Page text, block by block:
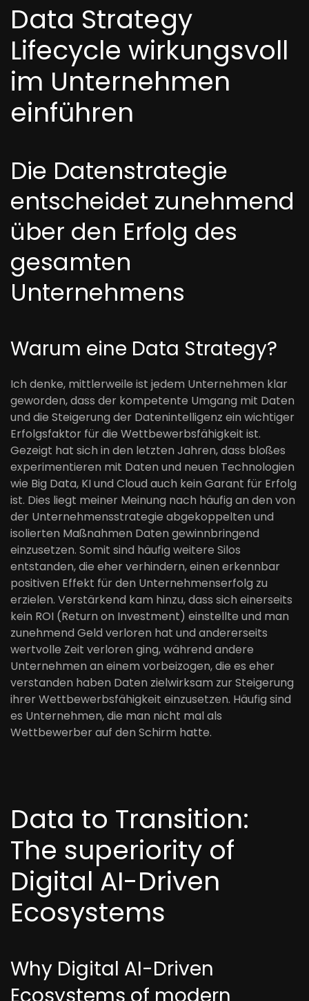
Data Strategy
Lifecycle wirkungsvoll
im Unternehmen
einführen
Die Datenstrategie
entscheidet zunehmend
über den Erfolg des
gesamten
Unternehmens
Warum eine Data Strategy?
Ich denke, mittlerweile ist jedem Unternehmen klar
geworden, dass der kompetente Umgang mit Daten
und die Steigerung der Datenintelligenz ein wichtiger
Erfolgsfaktor für die Wettbewerbsfähigkeit ist.
Gezeigt hat sich in den letzten Jahren, dass bloßes
experimentieren mit Daten und neuen Technologien
wie Big Data, KI und Cloud auch kein Garant für Erfolg
ist. Dies liegt meiner Meinung nach häufig an den von
der Unternehmensstrategie abgekoppelten und
isolierten Maßnahmen Daten gewinnbringend
einzusetzen. Somit sind häufig weitere Silos
entstanden, die eher verhindern, einen erkennbar
positiven Effekt für den Unternehmenserfolg zu
erzielen. Verstärkend kam hinzu, dass sich einerseits
kein ROI (Return on Investment) einstellte und man
zunehmend Geld verloren hat und andererseits
wertvolle Zeit verloren ging, während andere
Unternehmen an einem vorbeizogen, die es eher
verstanden haben Daten zielwirksam zur Steigerung
ihrer Wettbewerbsfähigkeit einzusetzen. Häufig sind
es Unternehmen, die man nicht mal als
Wettbewerber auf den Schirm hatte.
Data to Transition:
The superiority of
Digital AI-Driven
Ecosystems
Why Digital AI-Driven